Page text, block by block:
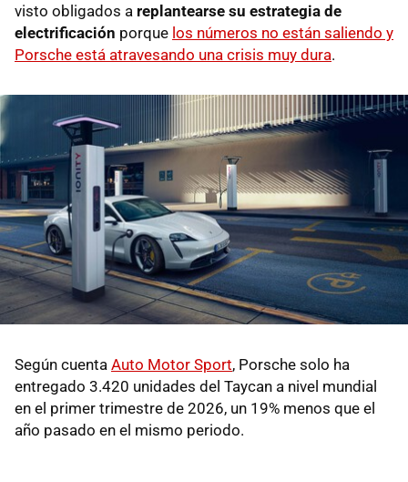
visto obligados a replantearse su estrategia de
electrificación porque los números no están saliendo y
Porsche está atravesando una crisis muy dura.
Según cuenta Auto Motor Sport, Porsche solo ha
entregado 3.420 unidades del Taycan a nivel mundial
en el primer trimestre de 2026, un 19% menos que el
año pasado en el mismo periodo.